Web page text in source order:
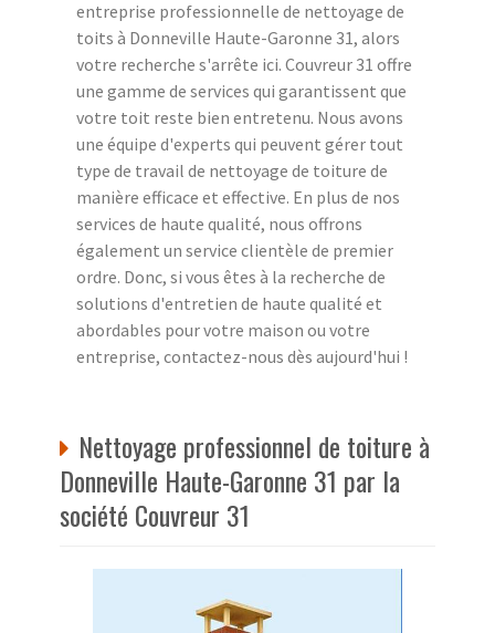
entreprise professionnelle de nettoyage de
toits à Donneville Haute-Garonne 31, alors
votre recherche s'arrête ici. Couvreur 31 offre
une gamme de services qui garantissent que
votre toit reste bien entretenu. Nous avons
une équipe d'experts qui peuvent gérer tout
type de travail de nettoyage de toiture de
manière efficace et effective. En plus de nos
services de haute qualité, nous offrons
également un service clientèle de premier
ordre. Donc, si vous êtes à la recherche de
solutions d'entretien de haute qualité et
abordables pour votre maison ou votre
entreprise, contactez-nous dès aujourd'hui !
Nettoyage professionnel de toiture à
Donneville Haute-Garonne 31 par la
société Couvreur 31